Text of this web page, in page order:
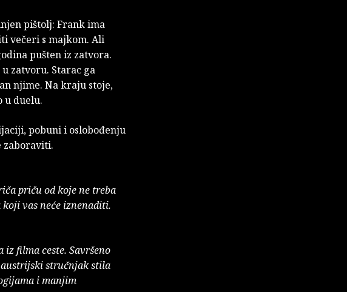
pištolj: Frank ima
večeri s majkom. Ali
pušten iz zatvora.
zatvoru. Starac ga
njime. Na kraju stoje,
u duelu.
pobuni i oslobođenju
zaboraviti.
priču od koje ne treba
vas neće iznenaditi.
filma ceste. Savršeno
stručnjak stila
i manjim